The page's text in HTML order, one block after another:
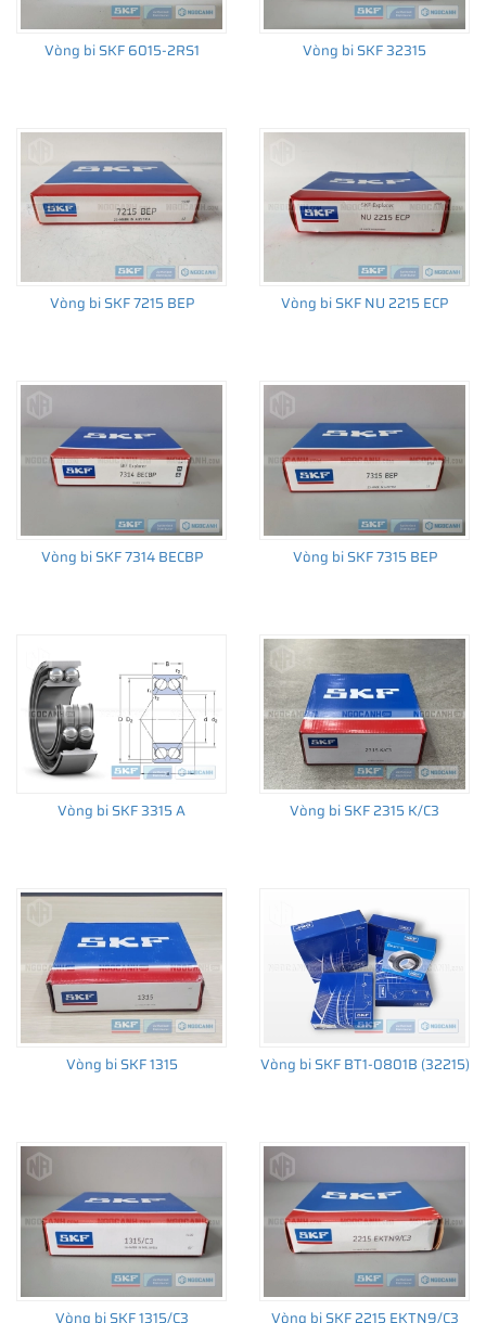
Vòng bi SKF 6015-2RS1 Vòng bi SKF 32315
Vòng bi SKF 7215 BEP Vòng bi SKF NU 2215 ECP
Vòng bi SKF 7314 BECBP Vòng bi SKF 7315 BEP
Vòng bi SKF 3315 A Vòng bi SKF 2315 K/C3
Vòng bi SKF 1315 Vòng bi SKF BT1-0801B (32215)
Vòng bi SKF 1315/C3 Vòng bi SKF 2215 EKTN9/C3